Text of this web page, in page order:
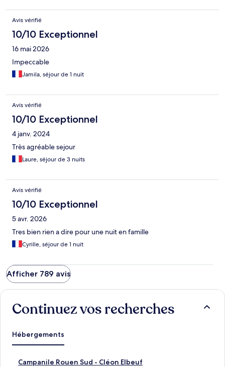
Avis vérifié
10/10 Exceptionnel
16 mai 2026
Impeccable
Jamila, séjour de 1 nuit
Avis vérifié
10/10 Exceptionnel
4 janv. 2024
Très agréable sejour
Laure, séjour de 3 nuits
Avis vérifié
10/10 Exceptionnel
5 avr. 2026
Tres bien rien a dire pour une nuit en famille
Cyrille, séjour de 1 nuit
Afficher 789 avis
Continuez vos recherches
Hébergements
Campanile Rouen Sud - Cléon Elbeuf
L